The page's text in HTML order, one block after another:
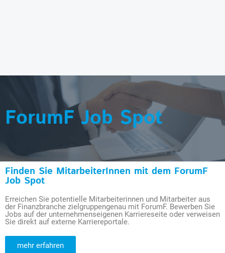
ForumF Job Spot
Finden Sie MitarbeiterInnen mit dem ForumF
Job Spot
Erreichen Sie potentielle Mitarbeiterinnen und Mitarbeiter aus
der Finanzbranche zielgruppengenau mit ForumF. Bewerben Sie
Jobs auf der unternehmenseigenen Karriereseite oder verweisen
Sie direkt auf externe Karriereportale.
mehr erfahren